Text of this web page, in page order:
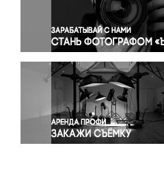
Правосудие
Происшествия и
Религия
Светская жизнь
Спорт
Экология
Экономика и бизнес